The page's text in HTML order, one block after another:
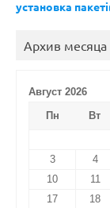
установка
Архив месяца
Август 2026
Пн
Вт
3
4
10
11
17
18